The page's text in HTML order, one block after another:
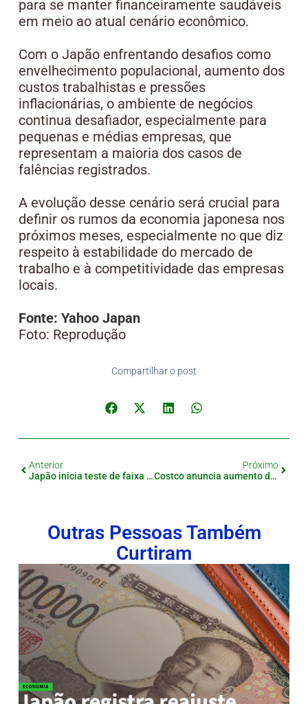
para se manter financeiramente saudáveis
em meio ao atual cenário econômico.
Com o Japão enfrentando desafios como
envelhecimento populacional, aumento dos
custos trabalhistas e pressões
inflacionárias, o ambiente de negócios
continua desafiador, especialmente para
pequenas e médias empresas, que
representam a maioria dos casos de
falências registrados.
A evolução desse cenário será crucial para
definir os rumos da economia japonesa nos
próximos meses, especialmente no que diz
respeito à estabilidade do mercado de
trabalho e à competitividade das empresas
locais.
Fonte: Yahoo Japan
Foto: Reprodução
Compartilhar o post
Anterior
Japão inicia teste de faixa exclusiva para veículos autônomos na rodovia Shin-Tomei
Próximo
Costco anuncia aumento da anuidade no Japão a partir de maio
Outras Pessoas Também
Curtiram